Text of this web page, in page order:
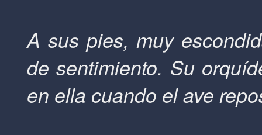
A sus pies, muy
de sentimiento. Su
en ella cuando el ave